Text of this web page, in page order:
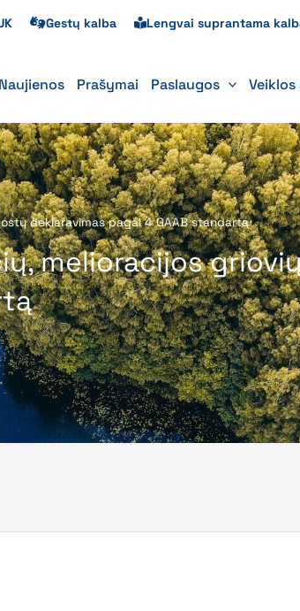
Gestų kalba Lengvai suprantama
Naujienos Prašymai Paslaugos
deklaravimas pagal 4 GAAB standartą
melioracijos